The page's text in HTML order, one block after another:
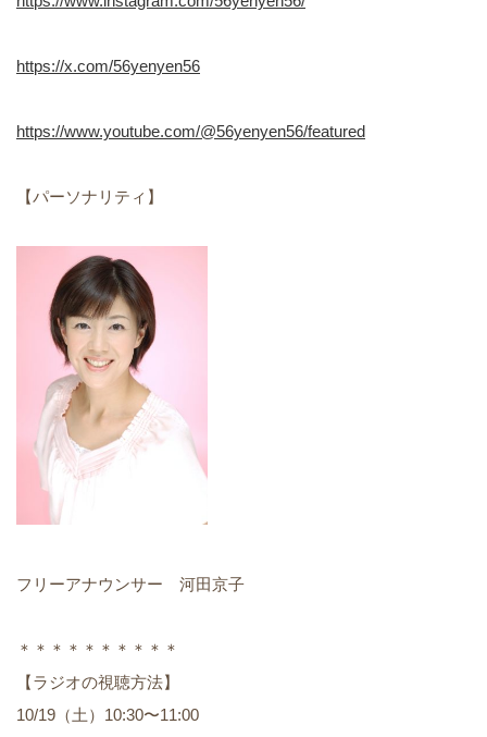
https://x.com/56yenyen56
https://www.youtube.com/@56yenyen56/featured
【パーソナリティ】
フリーアナウンサー 河田京子
＊＊＊＊＊＊＊＊＊＊
【ラジオの視聴方法】
10/19（土）10:30〜11:00